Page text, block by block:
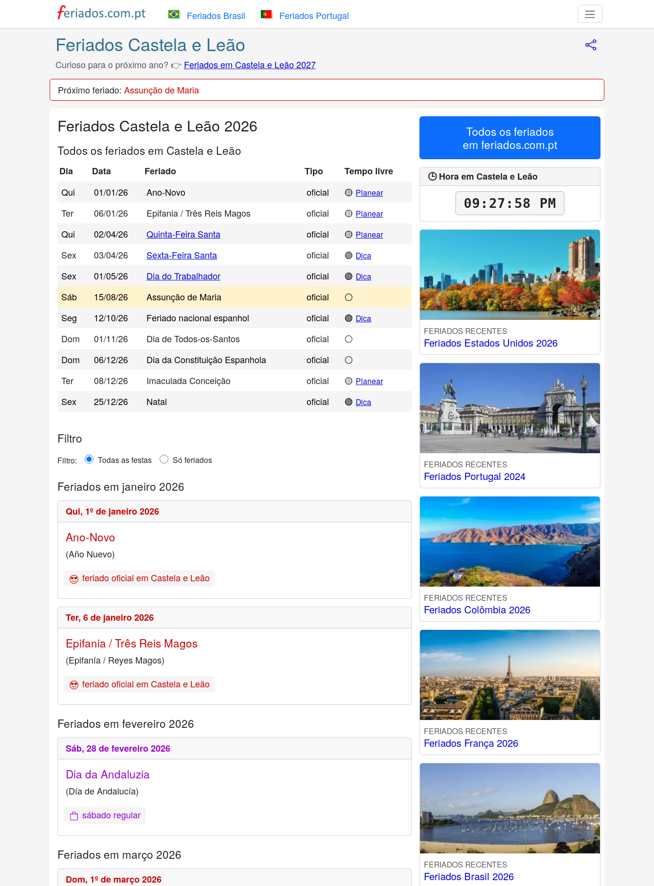
Feriados Brasil Feriados Portugal
Feriados Castela e Leão
Curioso para o próximo ano? 👉 Feriados em Castela e Leão 2027
Próximo feriado: Assunção de Maria
Feriados Castela e Leão 2026
Todos os feriados em Castela e Leão
Dia Data Feriado Tipo
Tempo livre
Qui
01/01/26 Ano-Novo oficial 🟡 Planear
Ter 06/01/26 Epifania / Três Reis Magos oficial 🟡 Planear
Qui 02/04/26 Quinta-Feira Santa oficial 🟡 Planear
Sex 03/04/26 Sexta-Feira Santa oficial 🟢 Dica
Sex 01/05/26 Dia do Trabalhador oficial 🟢 Dica
Sáb 15/08/26 Assunção de Maria oficial
⚪
Seg
12/10/26 Feriado nacional espanhol oficial 🟢 Dica
Dom 01/11/26 Dia de Todos-os-Santos oficial
⚪
Dom
06/12/26 Dia da Constituição Espanhola oficial
⚪
Ter
08/12/26 Imaculada Conceição oficial 🟡 Planear
Sex 25/12/26 Natal oficial 🟢 Dica
Filtro
Filtro: Todas as festas Só feriados
Feriados em janeiro 2026
Qui, 1º de janeiro 2026
Ano-Novo
(Año Nuevo)
feriado oficial em Castela e Leão
Ter, 6 de janeiro 2026
Epifania / Três Reis Magos
(Epifanía / Reyes Magos)
feriado oficial em Castela e Leão
Feriados em fevereiro 2026
Sáb, 28 de fevereiro 2026
Dia da Andaluzia
(Día de Andalucía)
sábado regular
Feriados em março 2026
Dom, 1º de março 2026
Todos os feriados
em feriados.com.pt
🕒 Hora em Castela e Leão
09:27:59 PM
FERIADOS RECENTES
Feriados Estados Unidos 2026
FERIADOS RECENTES
Feriados Portugal 2024
FERIADOS RECENTES
Feriados Colômbia 2026
FERIADOS RECENTES
Feriados França 2026
FERIADOS RECENTES
Feriados Brasil 2026